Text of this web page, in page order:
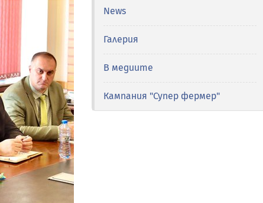
News
Галерия
В медиите
Кампания "Супер фермер"